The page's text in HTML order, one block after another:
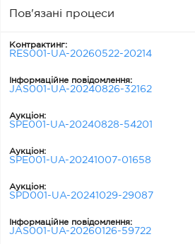
Пов'язані процеси
Контрактинг:
RES001-UA-20260522-20214
Інформаційне повідомлення:
JAS001-UA-20240826-32162
Аукціон:
SPE001-UA-20240828-54201
Аукціон:
SPE001-UA-20241007-01658
Аукціон:
SPD001-UA-20241029-29087
Інформаційне повідомлення:
JAS001-UA-20260126-59722